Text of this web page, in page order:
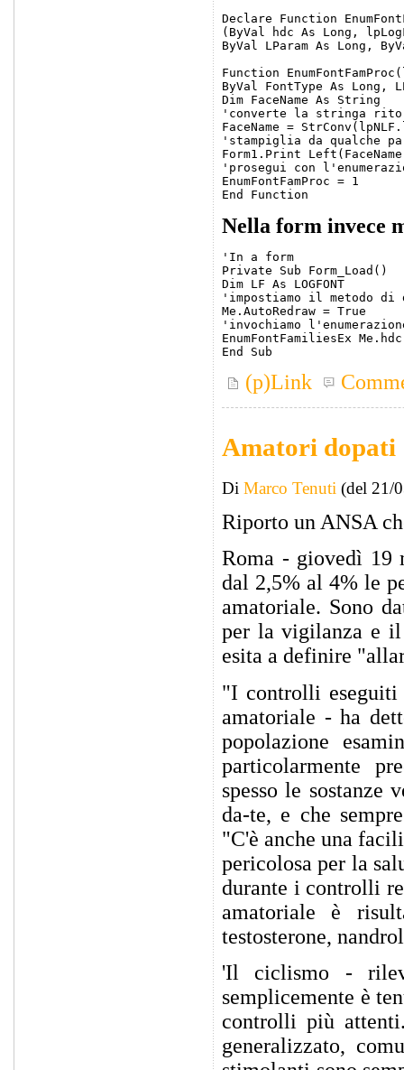
Declare Function
(ByVal hdc As Long,
ByVal LParam As Long,
Function
ByVal FontType As Long,
Dim FaceName As String
'converte la stringa
FaceName =
'stampiglia da qualche
Form1.Print
'prosegui con
EnumFontFamProc = 1
Nella form invece
'In a form
Private Sub Form_Load()
Dim LF As LOGFONT
'impostiamo il metodo di
Me.AutoRedraw = True
'invochiamo
EnumFontFamiliesEx
(p)Link
Amatori dopati
Di Marco Tenuti (del 21/
Riporto un ANSA
Roma - giovedì 19
dal 2,5% al 4% le
amatoriale. Sono
per la vigilanza e
esita a definire
"I controlli eseguiti
amatoriale - ha
popolazione
particolarmente
spesso le sostanze
da-te, e che
"C'è anche una
pericolosa per la
durante i controlli
amatoriale è
testosterone,
'Il ciclismo -
semplicemente è
controlli più
generalizzato,